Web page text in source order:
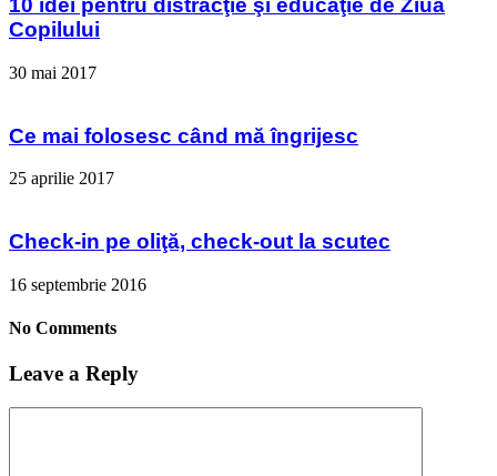
10 idei pentru distracţie şi educaţie de Ziua
Copilului
30 mai 2017
Ce mai folosesc când mă îngrijesc
25 aprilie 2017
Check-in pe oliţă, check-out la scutec
16 septembrie 2016
No Comments
Leave a Reply